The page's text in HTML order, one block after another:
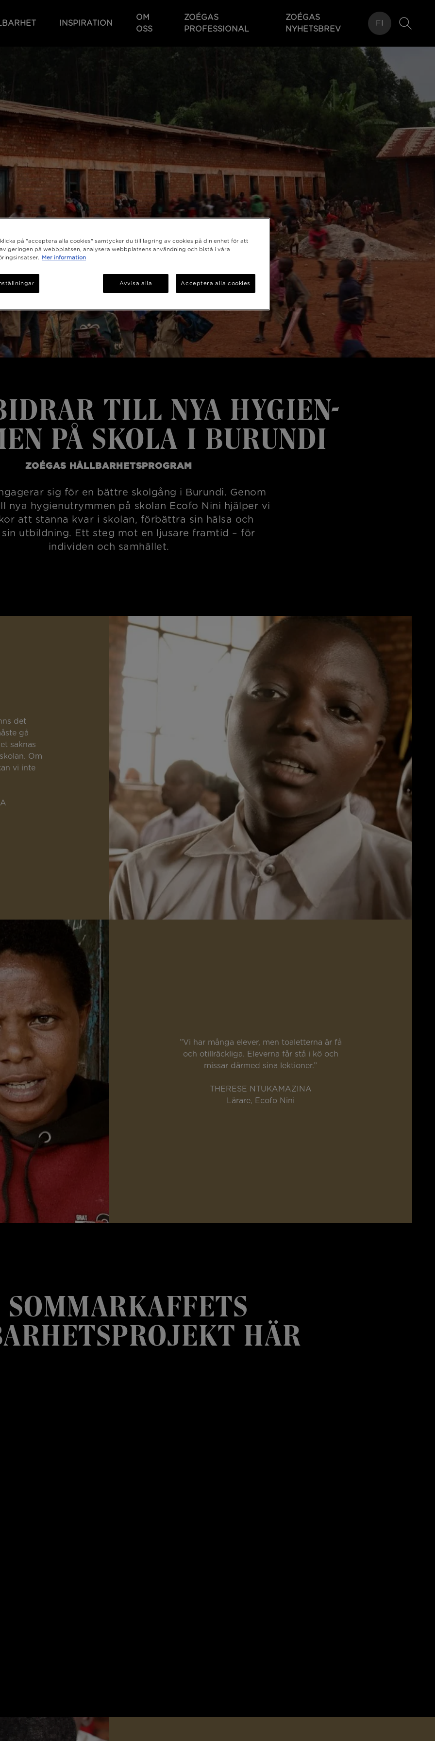
INSPIRATION
OM
OSS
ZOÉGAS
PROFESSIONAL
ZOÉGAS
NYHETSBREV
FI
TILL NYA HYGIEN-
PÅ SKOLA I BURUNDI
ZOÉGAS HÅLLBARHETSPROGRAM
sig för en bättre skolgång i Burundi. Genom
nya hygienutrymmen på skolan Ecofo Nini hjälper vi
att stanna kvar i skolan, förbättra sin hälsa och
utbildning. Ett steg mot en ljusare framtid – för
individen och samhället.
det
gå
saknas
Om
vi inte
”Vi har många elever, men toaletterna är få
och otillräckliga. Eleverna får stå i kö och
missar därmed sina lektioner.”
THERESE NTUKAMAZINA
Lärare, Ecofo Nini
SOMMARKAFFETS
HÄR
på "acceptera alla cookies" samtycker du till lagring av cookies på din enhet för att
på webbplatsen, analysera webbplatsens användning och bistå i våra
Mer information
Avvisa alla Acceptera alla cookies